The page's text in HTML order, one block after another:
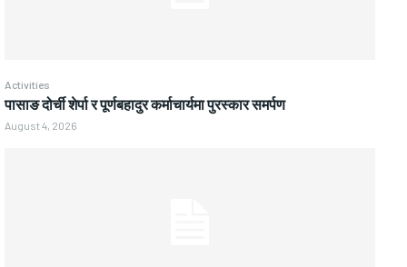
Activities
पासाङ दोर्ची शेर्पा र पूर्णबहादुर कर्माचार्यमा पुरस्कार समर्पण
August 4, 2026